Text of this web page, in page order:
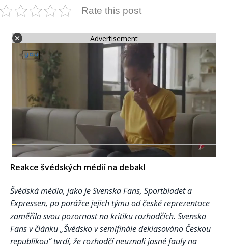
Rate this post
Advertisement
Reakce švédských médií na debakl
Švédská média, jako je Svenska Fans, Sportbladet a
Expressen, po porážce jejich týmu od české reprezentace
zaměřila svou pozornost na kritiku rozhodčích. Svenska
Fans v článku „Švédsko v semifinále deklasováno Českou
republikou“ tvrdí, že rozhodčí neuznali jasné fauly na